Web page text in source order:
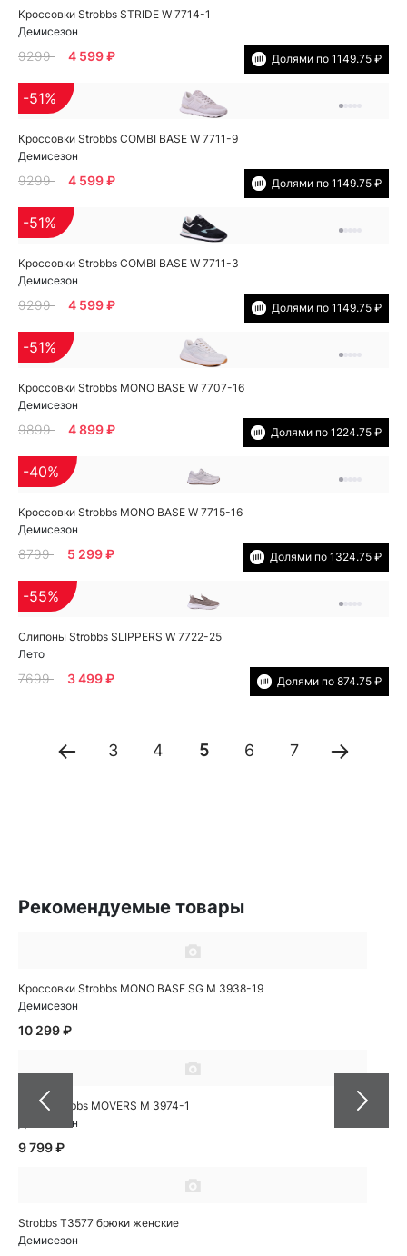
Кроссовки Strobbs STRIDE W 7714-1
Демисезон
9299 4 599 ₽ Долями по 1149.75 ₽
Кроссовки Strobbs COMBI BASE W 7711-9
Демисезон
-51%
9299 4 599 ₽ Долями по 1149.75 ₽
Кроссовки Strobbs COMBI BASE W 7711-3
Демисезон
-51%
9299 4 599 ₽ Долями по 1149.75 ₽
Кроссовки Strobbs MONO BASE W 7707-16
Демисезон
-51%
9899 4 899 ₽ Долями по 1224.75 ₽
Кроссовки Strobbs MONO BASE W 7715-16
Демисезон
-40%
8799 5 299 ₽ Долями по 1324.75 ₽
Слипоны Strobbs SLIPPERS W 7722-25
Лето
-55%
7699 3 499 ₽ Долями по 874.75 ₽
3 4 5 6 7
Рекомендуемые товары
Кроссовки Strobbs MONO BASE SG M 3938-19
Демисезон
10 299 ₽
Кеды Strobbs MOVERS M 3974-1
Демисезон
9 799 ₽
Strobbs T3577 брюки женские
Демисезон